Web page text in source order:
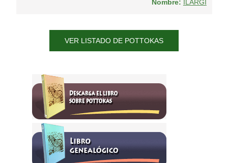
Nombre: ILARGI
VER LISTADO DE POTTOKAS